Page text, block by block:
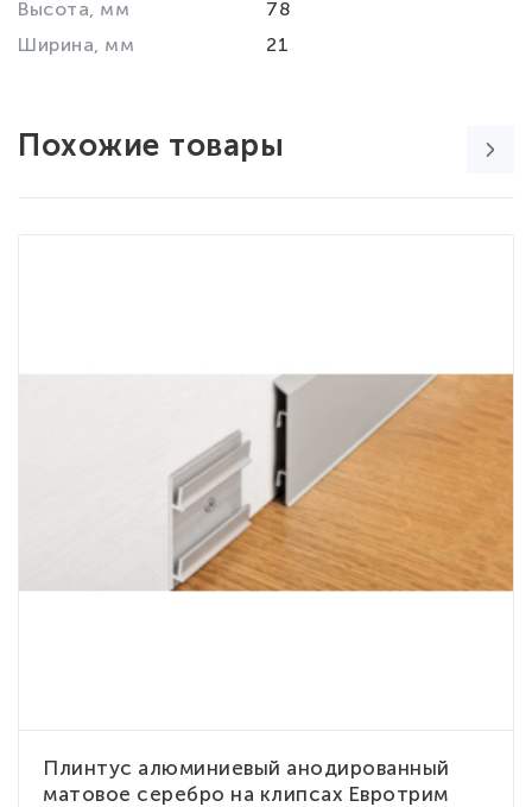
Высота, мм
78
Ширина, мм
21
Похожие товары
Плинтус алюминиевый анодированный
матовое серебро на клипсах Евротрим